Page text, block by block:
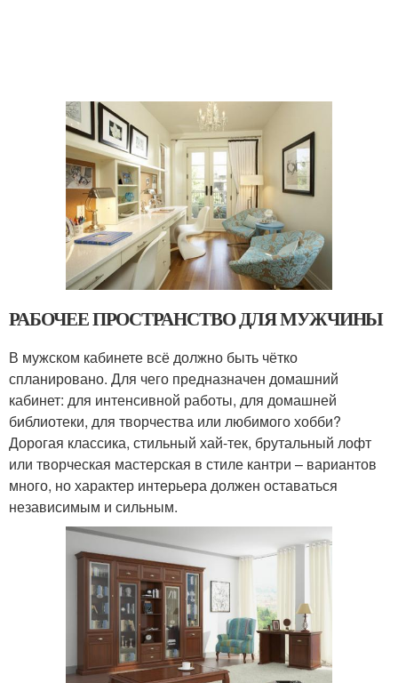
РАБОЧЕЕ ПРОСТРАНСТВО ДЛЯ МУЖЧИНЫ
В мужском кабинете всё должно быть чётко
спланировано. Для чего предназначен домашний
кабинет: для интенсивной работы, для домашней
библиотеки, для творчества или любимого хобби?
Дорогая классика, стильный хай-тек, брутальный лофт
или творческая мастерская в стиле кантри – вариантов
много, но характер интерьера должен оставаться
независимым и сильным.